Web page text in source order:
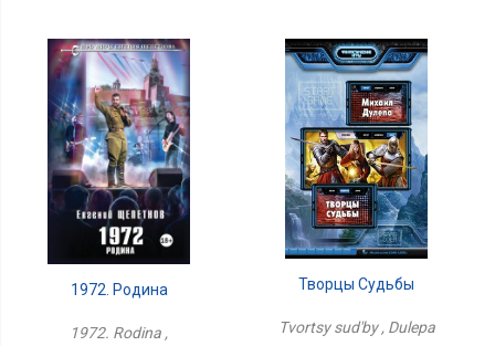
1972. Родина
1972. Rodina ,
Творцы Судьбы
Tvortsy sud'by , Dulepa